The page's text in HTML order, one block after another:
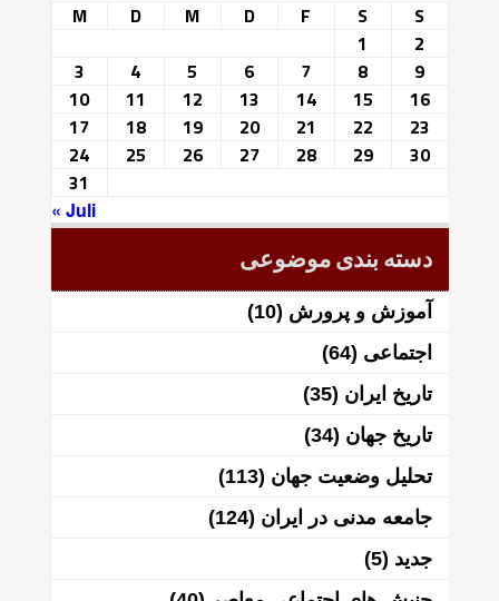
M
D M D F S
S
1
2
3
4 5 6 7 8
9
10
11 12 13 14 15
16
17
18 19 20 21 22
23
24
25 26 27 28 29
30
31
« Juli
دسته بندی موضوعی
آموزش و پرورش (10)
اجتماعی (64)
تاریخ ایران (35)
تاریخ جهان (34)
تحلیل وضعیت جهان (113)
جامعه مدنی در ایران (124)
جدید (5)